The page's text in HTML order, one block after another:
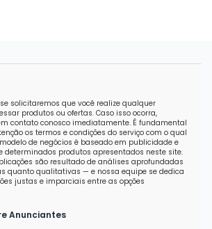
solicitaremos que você realize qualquer
produtos ou ofertas. Caso isso ocorra,
contato conosco imediatamente. É fundamental
os termos e condições do serviço com o qual
de negócios é baseado em publicidade e
determinados produtos apresentados neste site.
são resultado de análises aprofundadas
quanto qualitativas — e nossa equipe se dedica
justas e imparciais entre as opções
Anunciantes